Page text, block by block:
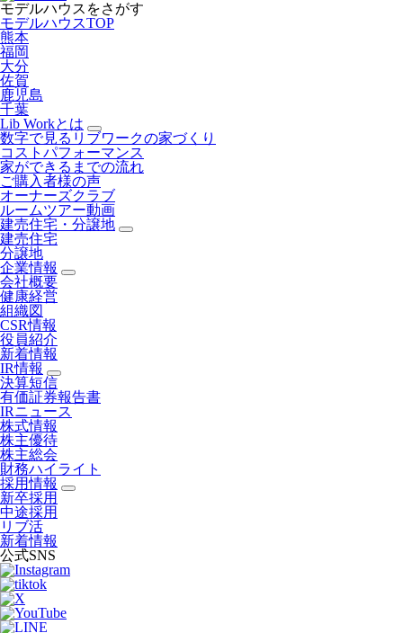
モデルハウスをさがす
モデルハウスTOP
熊本
福岡
大分
佐賀
鹿児島
千葉
Lib Workとは
数字で見るリブワークの家づくり
コストパフォーマンス
家ができるまでの流れ
ご購入者様の声
オーナーズクラブ
ルームツアー動画
建売住宅・分譲地
建売住宅
分譲地
企業情報
会社概要
健康経営
組織図
CSR情報
役員紹介
新着情報
IR情報
決算短信
有価証券報告書
IRニュース
株式情報
株主優待
株主総会
財務ハイライト
採用情報
新卒採用
中途採用
リブ活
新着情報
公式SNS